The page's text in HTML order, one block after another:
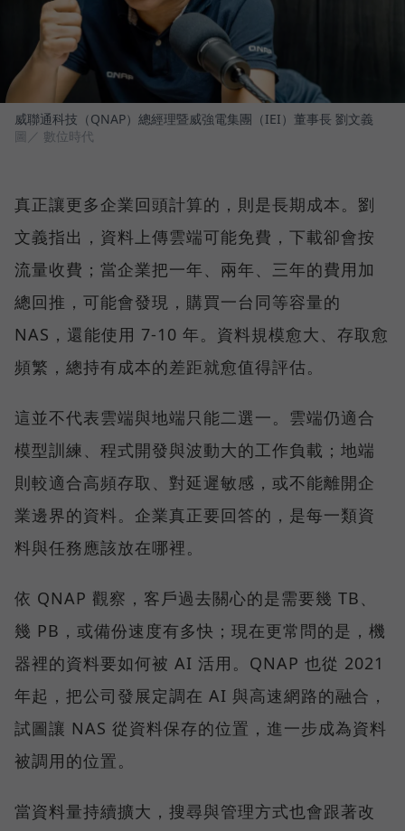
威聯通科技（QNAP）總經理暨威強電集團（IEI）董事長 劉文義
圖／ 數位時代
真正讓更多企業回頭計算的，則是長期成本。劉
文義指出，資料上傳雲端可能免費，下載卻會按
流量收費；當企業把一年、兩年、三年的費用加
總回推，可能會發現，購買一台同等容量的
NAS，還能使用 7-10 年。資料規模愈大、存取愈
頻繁，總持有成本的差距就愈值得評估。
這並不代表雲端與地端只能二選一。雲端仍適合
模型訓練、程式開發與波動大的工作負載；地端
則較適合高頻存取、對延遲敏感，或不能離開企
業邊界的資料。企業真正要回答的，是每一類資
料與任務應該放在哪裡。
依 QNAP 觀察，客戶過去關心的是需要幾 TB、
幾 PB，或備份速度有多快；現在更常問的是，機
器裡的資料要如何被 AI 活用。QNAP 也從 2021
年起，把公司發展定調在 AI 與高速網路的融合，
試圖讓 NAS 從資料保存的位置，進一步成為資料
被調用的位置。
當資料量持續擴大，搜尋與管理方式也會跟著改